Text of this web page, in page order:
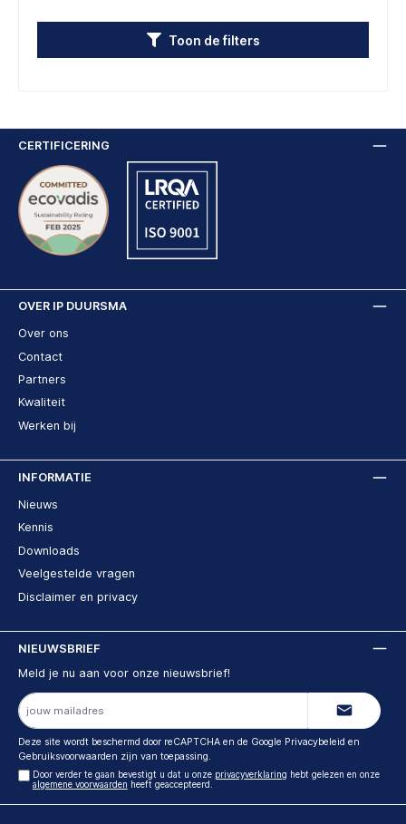
Toon de filters
OVER IP DUURSMA
Over ons
Contact
Partners
Kwaliteit
Werken bij
INFORMATIE
Nieuws
Kennis
Downloads
Veelgestelde vragen
Disclaimer en privacy
CERTIFICERING
NIEUWSBRIEF
Meld je nu aan voor onze nieuwsbrief!
E-
mailadres
Deze site wordt beschermd door reCAPTCHA en de Google Privacybeleid en
Gebruiksvoorwaarden zijn van toepassing.
Door verder te gaan bevestigt u dat u onze privacyverklaring hebt gelezen en onze
algemene voorwaarden heeft geaccepteerd.